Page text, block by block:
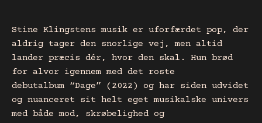
Stine Klingstens musik er uforfærdet pop, der
aldrig tager den snorlige vej, men altid
lander præcis dér, hvor den skal. Hun brød
for alvor igennem med det roste
debutalbum “Dage” (2022) og har siden udvidet
og nuanceret sit helt eget musikalske univers
med både mod, skrøbelighed og